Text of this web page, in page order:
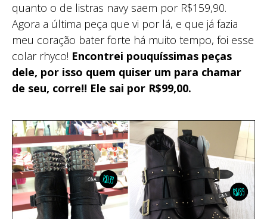
quanto o de listras navy saem por R$159,90.
Agora a última peça que vi por lá, e que já fazia
meu coração bater forte há muito tempo, foi esse
colar rhyco! Encontrei pouquíssimas peças
dele, por isso quem quiser um para chamar
de seu, corre!! Ele sai por R$99,00.